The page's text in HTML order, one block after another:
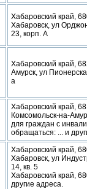
Хабаровский край,
Хабаровск, ул
23, корп. А
Хабаровский край,
Амурск, ул
а
Хабаровский край,
Комсомольск-на-
для граждан с
обращаться: ... и
Хабаровский край,
Хабаровск, ул
14, кв. 5
Хабаровский край,
другие адреса.